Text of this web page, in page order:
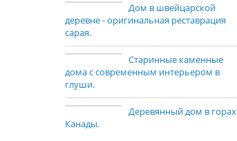
Дом в швейцарской
деревне - оригинальная реставрация
сарая.
Старинные каменные
дома с современным интерьером в
глуши.
Деревянный дом в горах
Канады.